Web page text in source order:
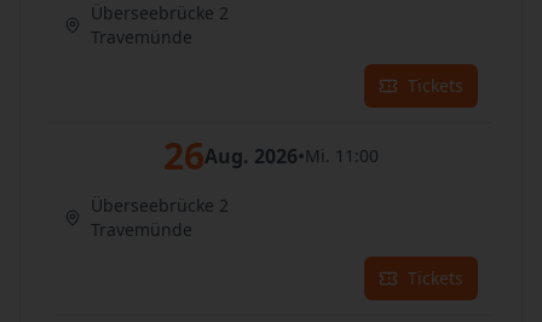
Überseebrücke 2
Travemünde
Tickets
26Aug. 2026•Mi. 11:00
Überseebrücke 2
Travemünde
Tickets